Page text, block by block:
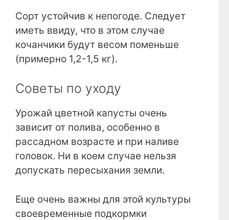
Сорт устойчив к непогоде. Следует
иметь ввиду, что в этом случае
кочанчики будут весом поменьше
(примерно 1,2-1,5 кг).
Советы по уходу
Урожай цветной капусты очень
зависит от полива, особенно в
рассадном возрасте и при наливе
головок. Ни в коем случае нельзя
допускать пересыхания земли.
Еще очень важны для этой культуры
своевременные подкормки